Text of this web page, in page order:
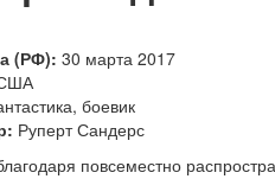
(РФ): 30 марта 2017
боевик
Руперт Сандерс
повсеместно